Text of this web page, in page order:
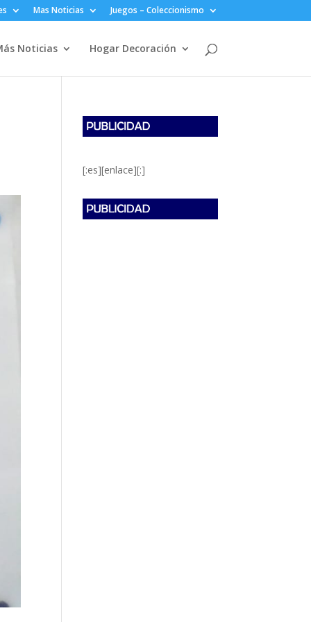
Mas Noticias Juegos – Coleccionismo
Noticias Hogar Decoración
[:es][enlace][:]